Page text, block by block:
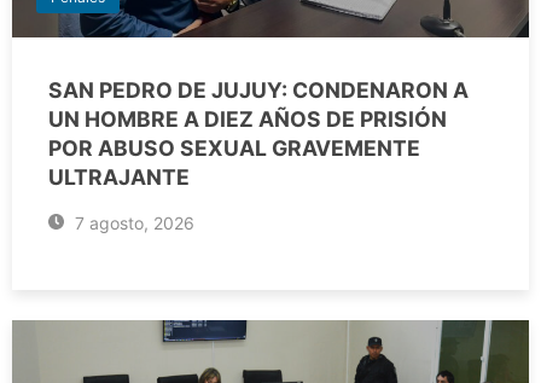
SAN PEDRO DE JUJUY: CONDENARON A
UN HOMBRE A DIEZ AÑOS DE PRISIÓN
POR ABUSO SEXUAL GRAVEMENTE
ULTRAJANTE
7 agosto, 2026